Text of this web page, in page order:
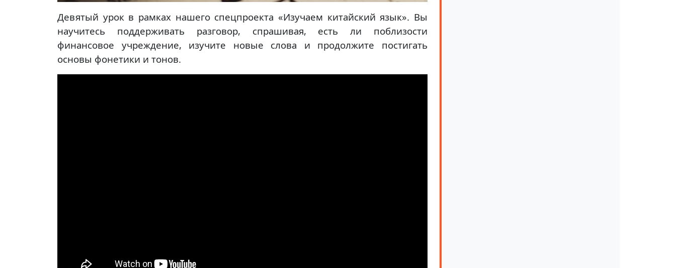
Девятый урок в рамках нашего спецпроекта «Изучаем китайский язык». Вы
научитесь поддерживать разговор, спрашивая, есть ли поблизости
финансовое учреждение, изучите новые слова и продолжите постигать
основы фонетики и тонов.